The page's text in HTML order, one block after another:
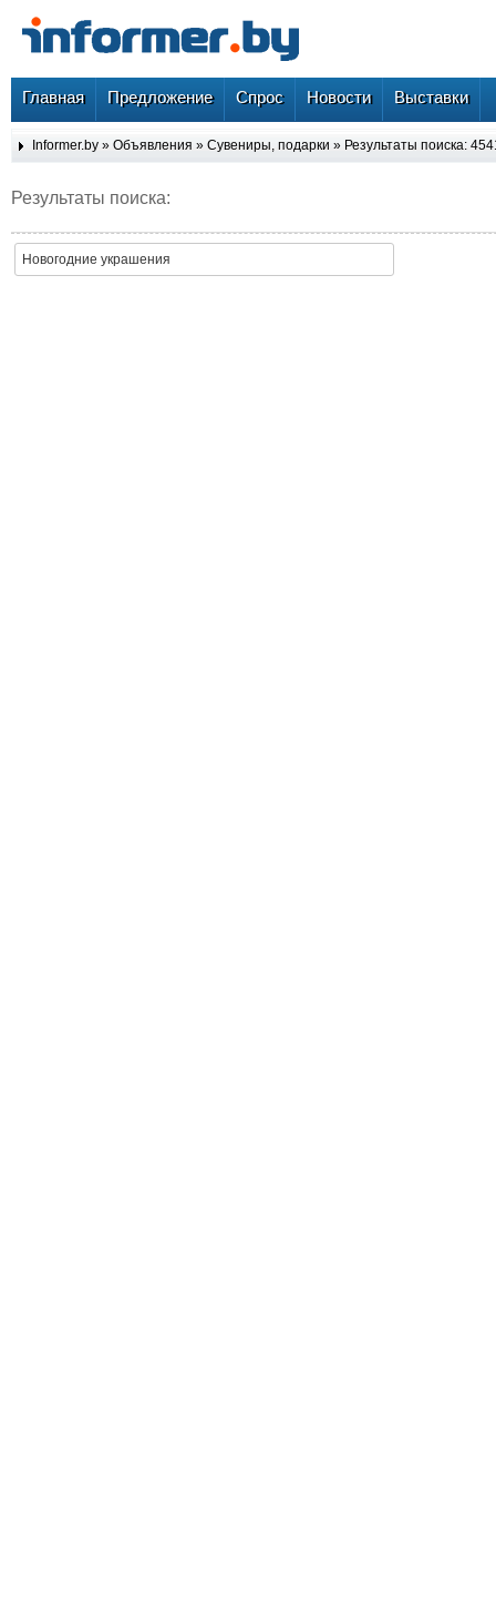
Главная Предложение Спрос Новости Выставки
Informer.by » Объявления » Сувениры, подарки » Результаты поиска:
Результаты поиска:
Новогодние украшения